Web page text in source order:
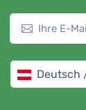
Deutsch